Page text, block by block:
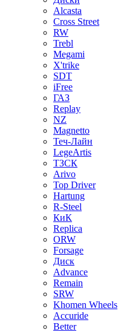
Alcasta
Cross Street
RW
Trebl
Megami
X'trike
SDT
iFree
ГАЗ
Replay
NZ
Magnetto
Теч-Лайн
LegeArtis
ТЗСК
Arivo
Top Driver
Hartung
R-Steel
КиК
Replica
ORW
Forsage
Диск
Advance
Remain
SRW
Khomen Wheels
Accuride
Better